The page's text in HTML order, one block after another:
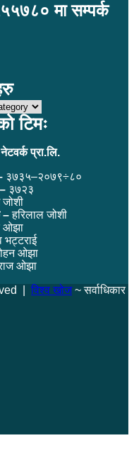
मा सम्पर्क
टिमः
प्रा.लि.
३७३५–२०७९÷८०
३७२३
–हरिलाल जोशी
ओझा
ओझा
ओझा
| विश्व खोज~ सर्वाधिकार